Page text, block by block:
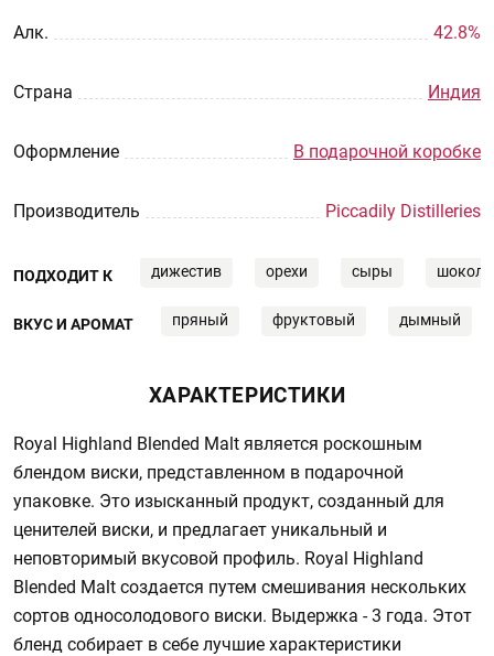
Aлк. 42.8%
Страна Индия
Оформление В подарочной коробке
Производитель Piccadily Distilleries
ПОДХОДИТ К дижестив орехи сыры
ВКУС И АРОМАТ пряный фруктовый дымный
ХАРАКТЕРИСТИКИ
Royal Highland Blended Malt является роскошным
блендом виски, представленном в подарочной
упаковке. Это изысканный продукт, созданный для
ценителей виски, и предлагает уникальный и
неповторимый вкусовой профиль. Royal Highland
Blended Malt создается путем смешивания нескольких
сортов односолодового виски. Выдержка - 3 года. Этот
бленд собирает в себе лучшие характеристики